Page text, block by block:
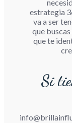
estrategia
va a ser
que
que te
Si